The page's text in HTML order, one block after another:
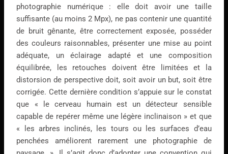
photographie numérique : elle doit avoir une taille
suffisante (au moins 2 Mpx), ne pas contenir une quantité
de bruit gênante, être correctement exposée, posséder
des couleurs raisonnables, présenter une mise au point
adéquate, un éclairage adapté et une composition
équilibrée, les retouches doivent être limitées et la
distorsion de perspective doit, soit avoir un but, soit être
corrigée. Cette dernière condition s’appuie sur le constat
que « le cerveau humain est un détecteur sensible
capable de repérer même une légère inclinaison » et que
« les arbres inclinés, les tours ou les surfaces d’eau
penchées améliorent rarement une photographie de